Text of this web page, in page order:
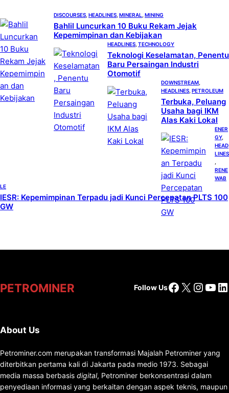
DISCOURSES HEADLINES MINERAL MINING
Bahlil Luncurkan 10 Buku Rekam Jejak
Kepemimpinan dan Kebijakan
HEADLINES TECHNOLOGY
Teknologi Keselamatan, Penentu
Baru Persaingan Industri
Otomotif
DOWNSTREAM
HEADLINES PETROLEUM
Terbuka, Peluang
Usaha bagi IKM
Alas Kaki Lokal
ENER
GY
HEAD
LINES
RENE
WAB
LE
IESR: Kepemimpinan Terpadu jadi Kunci Percepatan PLTS 100
GW
PETROMINER Follow UsFacebook
X
About Us
Petrominer.com merupakan transformasi Majalah Petrominer yang
diterbitkan pertama kali di Jakarta pada medio 1973. Sebagai
media massa berbasis digital, Petrominer berkonsentrasi dalam
penyediaan informasi yang berkaitan dengan aspek teknis, maupun